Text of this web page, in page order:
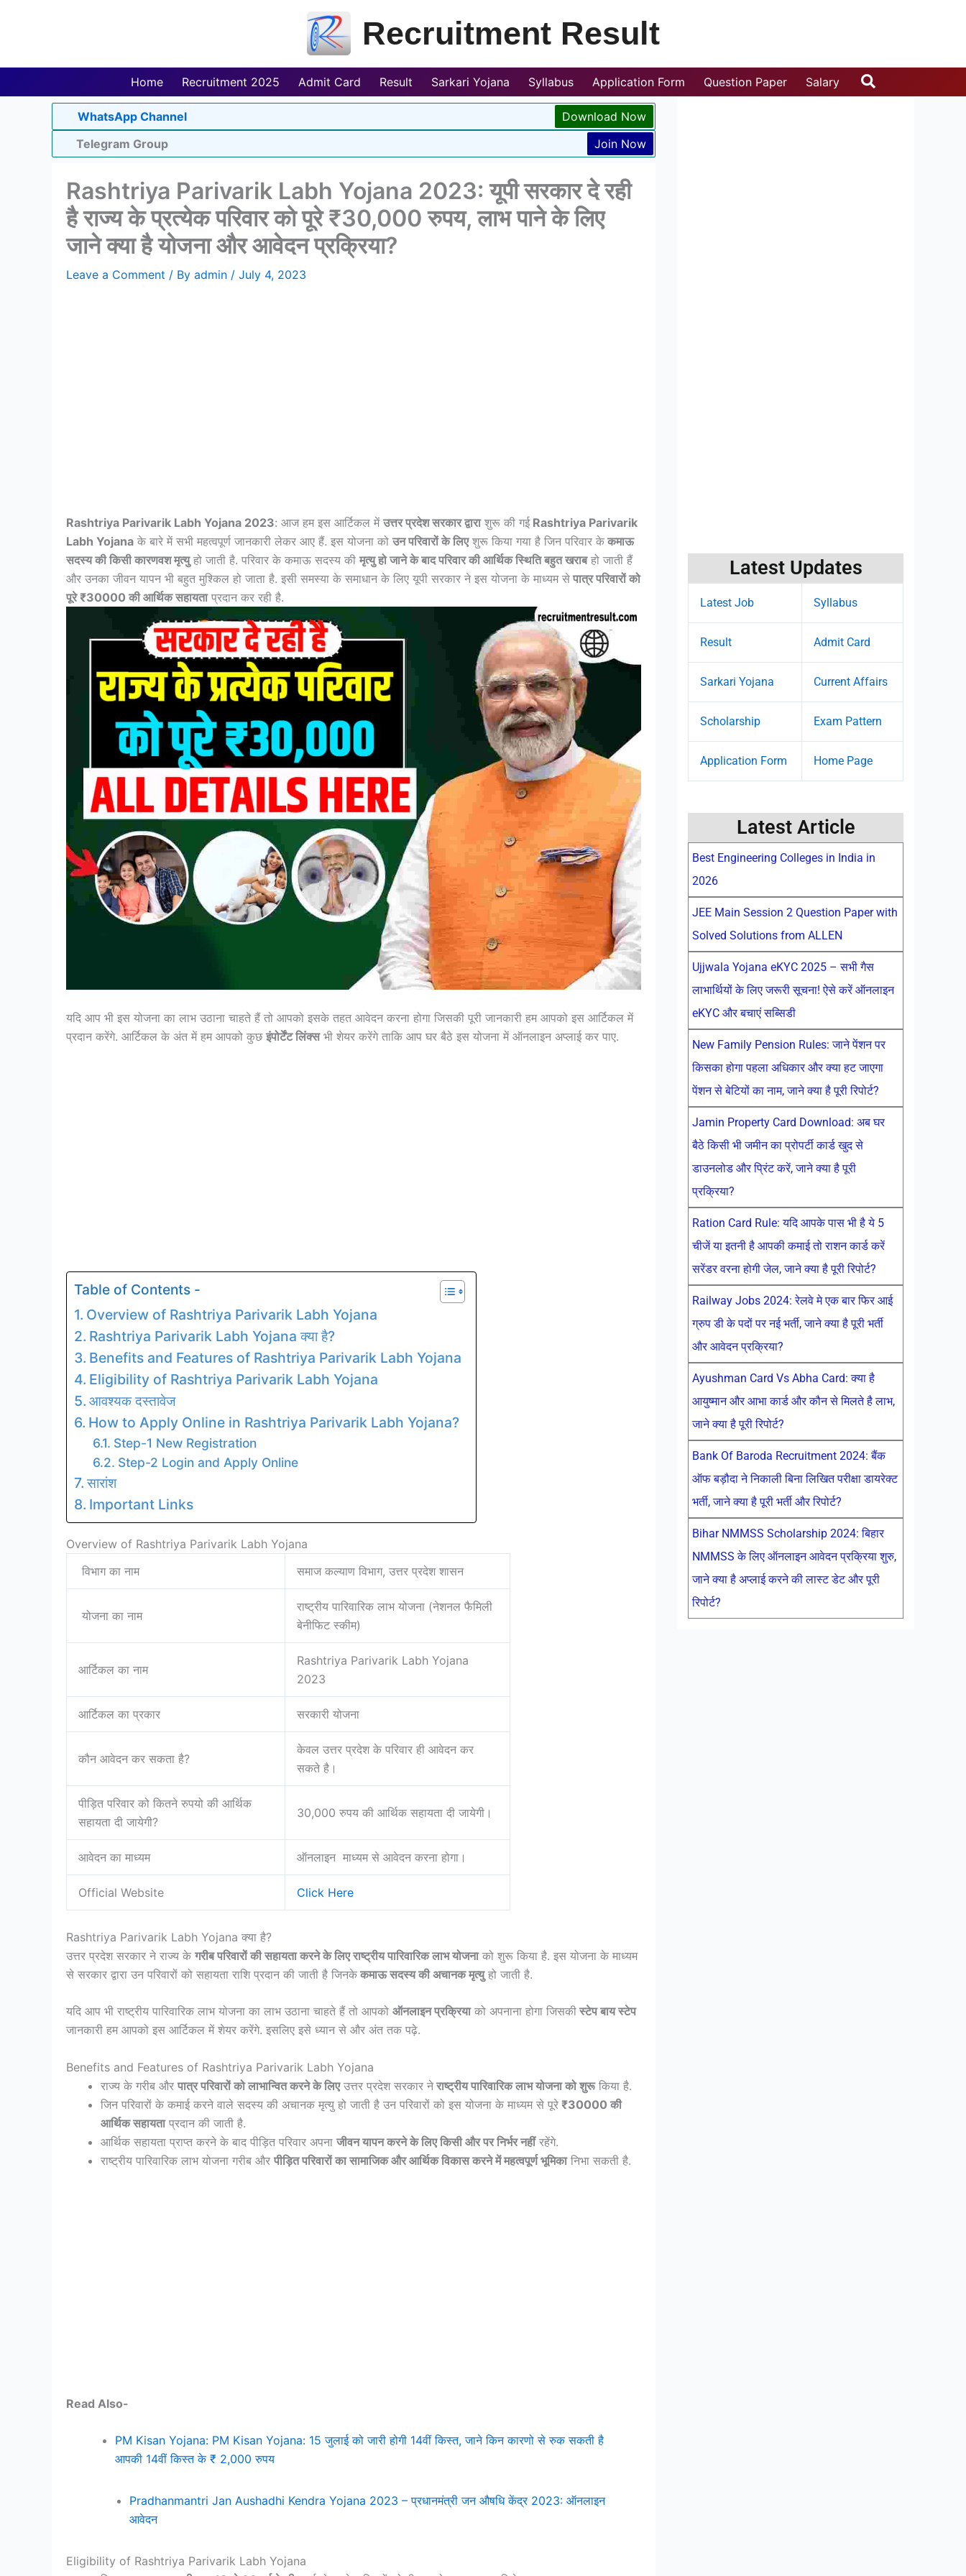
Recruitment Result
Home Recruitment 2025 Admit Card Result Sarkari Yojana Syllabus Application Form Question Paper Salary Search
WhatsApp Channel
Download Now
Telegram Group
Join Now
Rashtriya Parivarik Labh Yojana 2023: यूपी सरकार दे रही
है राज्य के प्रत्येक परिवार को पूरे ₹30,000 रुपय, लाभ पाने के लिए
जाने क्या है योजना और आवेदन प्रक्रिया?
Leave a Comment / By admin / July 4, 2023
Rashtriya Parivarik Labh Yojana 2023: आज हम इस आर्टिकल में उत्तर प्रदेश सरकार द्वाराशुरू की गईRashtriya Parivarik
Labh Yojana के बारे में सभी महत्वपूर्ण जानकारी लेकर आए हैं. इस योजना को उन परिवारों के लिएशुरू किया गया है जिन परिवार के कमाऊ
सदस्य की किसी कारणवश मृत्युहो जाती है. परिवार के कमाऊ सदस्य की मृत्यु हो जाने के बाद परिवार की आर्थिक स्थिति बहुत खराबहो जाती हैं
और उनका जीवन यापन भी बहुत मुश्किल हो जाता है. इसी समस्या के समाधान के लिए यूपी सरकार ने इस योजना के माध्यम से पात्र परिवारों को
पूरे ₹30000 की आर्थिक सहायताप्रदान कर रही है.
यदि आप भी इस योजना का लाभ उठाना चाहते हैं तो आपको इसके तहत आवेदन करना होगा जिसकी पूरी जानकारी हम आपको इस आर्टिकल में
प्रदान करेंगे. आर्टिकल के अंत में हम आपको कुछ इंपोर्टेंट लिंक्सभी शेयर करेंगे ताकि आप घर बैठे इस योजना में ऑनलाइन अप्लाई कर पाए.
Table of Contents -
Overview of Rashtriya Parivarik Labh Yojana
Rashtriya Parivarik Labh Yojana क्या है?
Benefits and Features of Rashtriya Parivarik Labh Yojana
Eligibility of Rashtriya Parivarik Labh Yojana
आवश्यक दस्तावेज
How to Apply Online in Rashtriya Parivarik Labh Yojana?
Step-1 New Registration
Step-2 Login and Apply Online
सारांश
Important Links
Overview of Rashtriya Parivarik Labh Yojana
विभाग का नाम
समाज कल्याण विभाग, उत्तर प्रदेश शासन
योजना का नाम
राष्ट्रीय पारिवारिक लाभ योजना (नेशनल फैमिली
बेनीफिट स्कीम)
आर्टिकल का नाम
Rashtriya Parivarik Labh Yojana
2023
आर्टिकल का प्रकार सरकारी योजना
कौन आवेदन कर सकता है?
केवल उत्तर प्रदेश के परिवार ही आवेदन कर
सकते है।
पीड़ित परिवार को कितने रुपयो की आर्थिक
सहायता दी जायेगी?
30,000 रुपय की आर्थिक सहायता दी जायेगी।
आवेदन का माध्यम ऑनलाइन माध्यम से आवेदन करना होगा।
Official Website Click Here
Rashtriya Parivarik Labh Yojana क्या है?
उत्तर प्रदेश सरकार ने राज्य के गरीब परिवारों की सहायता करने के लिए राष्ट्रीय पारिवारिक लाभ योजनाको शुरू किया है. इस योजना के माध्यम
से सरकार द्वारा उन परिवारों को सहायता राशि प्रदान की जाती है जिनके कमाऊ सदस्य की अचानक मृत्युहो जाती है.
यदि आप भी राष्ट्रीय पारिवारिक लाभ योजना का लाभ उठाना चाहते हैं तो आपको ऑनलाइन प्रक्रियाको अपनाना होगा जिसकी स्टेप बाय स्टेप
जानकारी हम आपको इस आर्टिकल में शेयर करेंगे. इसलिए इसे ध्यान से और अंत तक पढ़े.
Benefits and Features of Rashtriya Parivarik Labh Yojana
राज्य के गरीब और पात्र परिवारों को लाभान्वित करने के लिएउत्तर प्रदेश सरकार नेराष्ट्रीय पारिवारिक लाभ योजना को शुरूकिया है.
जिन परिवारों के कमाई करने वाले सदस्य की अचानक मृत्यु हो जाती है उन परिवारों को इस योजना के माध्यम से पूरे ₹30000 की
आर्थिक सहायताप्रदान की जाती है.
आर्थिक सहायता प्राप्त करने के बाद पीड़ित परिवार अपना जीवन यापन करने के लिए किसी और पर निर्भर नहींरहेंगे.
राष्ट्रीय पारिवारिक लाभ योजना गरीब और पीड़ित परिवारों का सामाजिक और आर्थिक विकास करने में महत्वपूर्ण भूमिकानिभा सकती है.
Read Also-
PM Kisan Yojana: PM Kisan Yojana: 15 जुलाई को जारी होगी 14वीं किस्त, जाने किन कारणो से रुक सकती है
आपकी 14वीं किस्त के ₹ 2,000 रुपय
Pradhanmantri Jan Aushadhi Kendra Yojana 2023 – प्रधानमंत्री जन औषधि केंद्र 2023: ऑनलाइन
आवेदन
Eligibility of Rashtriya Parivarik Labh Yojana
Latest Updates
Latest Job Syllabus
Result Admit Card
Sarkari Yojana Current Affairs
Scholarship Exam Pattern
Application Form Home Page
Latest Article
Best Engineering Colleges in India in
2026
JEE Main Session 2 Question Paper with
Solved Solutions from ALLEN
Ujjwala Yojana eKYC 2025 – सभी गैस
लाभार्थियों के लिए जरूरी सूचना! ऐसे करें ऑनलाइन
eKYC और बचाएं सब्सिडी
New Family Pension Rules: जाने पेंशन पर
किसका होगा पहला अधिकार और क्या हट जाएगा
पेंशन से बेटियों का नाम, जाने क्या है पूरी रिपोर्ट?
Jamin Property Card Download: अब घर
बैठे किसी भी जमीन का प्रोपर्टी कार्ड खुद से
डाउनलोड और प्रिंट करें, जाने क्या है पूरी
प्रक्रिया?
Ration Card Rule: यदि आपके पास भी है ये 5
चीजें या इतनी है आपकी कमाई तो राशन कार्ड करें
सरेंडर वरना होगी जेल, जाने क्या है पूरी रिपोर्ट?
Railway Jobs 2024: रेलवे मे एक बार फिर आई
ग्रुप डी के पदों पर नई भर्ती, जाने क्या है पूरी भर्ती
और आवेदन प्रक्रिया?
Ayushman Card Vs Abha Card: क्या है
आयुष्मान और आभा कार्ड और कौन से मिलते है लाभ,
जाने क्या है पूरी रिपोर्ट?
Bank Of Baroda Recruitment 2024: बैंक
ऑफ बड़ौदा ने निकाली बिना लिखित परीक्षा डायरेक्ट
भर्ती, जाने क्या है पूरी भर्ती और रिपोर्ट?
Bihar NMMSS Scholarship 2024: बिहार
NMMSS के लिए ऑनलाइन आवेदन प्रक्रिया शुरु,
जाने क्या है अप्लाई करने की लास्ट डेट और पूरी
रिपोर्ट?